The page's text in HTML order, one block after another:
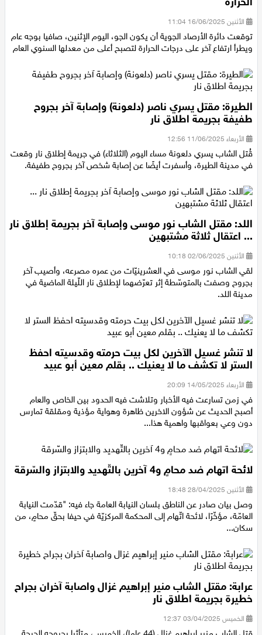
الحرارة
الأثنين 16/06/2025 11:04
توقعت دائرة الأرصاد الجوية أن يكون الجو، اليوم الإثنين، صافيا بوجه عام
الطيرة: مقتل يسري ناصر (دلعونة) وإصابة آخر بجروح
طفيفة بجريمة اطلاق نار
الأربعاء 11/06/2025 12:56
قُتل الشاب يسري دلعونة مساء اليوم (الثلاثاء) في جريمة إطلاق نار وقعت
اللد: مقتل الشاب نور موسى وإصابة آخر بجريمة إطلاق نار
... اعتقال ثلاثة مشتبهين
الأثنين 02/06/2025 10:18
لقي الشاب نور موسى في العشرينيّات من عمره مصرعه، وأصيب آخر
بجروح وصفت بالمتوسّطة إثر تعرّضهما لإطلاق نار اللّيلة الماضية في
لا تنشر غسيل الآخرين لكل بيت حرمته وقدسيته احفظ
الستر لا تكشف ما لا يعنيك .. بقلم معين أبو عبيد
الأربعاء 14/05/2025 20:09
في زمن تسارعت فيه الأخبار وتلاشت فيه الحدود بين الخاص والعام
أصبح الحديث عن شؤون الاخرين ظاهرة وهواية مؤذية ومقلقة تمارس
لائحة اتهام ضد محامٍ و4 آخرين بالتّهديد والابتزاز والسّرقة
الأثنين 28/04/2025 18:48
وصل بيان صادر عن الناطق بلسان النيابة العامة جاء فيه: "قدّمت النيابة
العامّة، مؤخّرًا، لائحة اتّهام إلى المحكمة المركزيّة في حيفا بحقّ محامٍ، من
عرابة: مقتل الشاب منير إبراهيم غزال واصابة آخران بجراح
خطيرة بجريمة اطلاق نار
الخميس 03/04/2025 12:37